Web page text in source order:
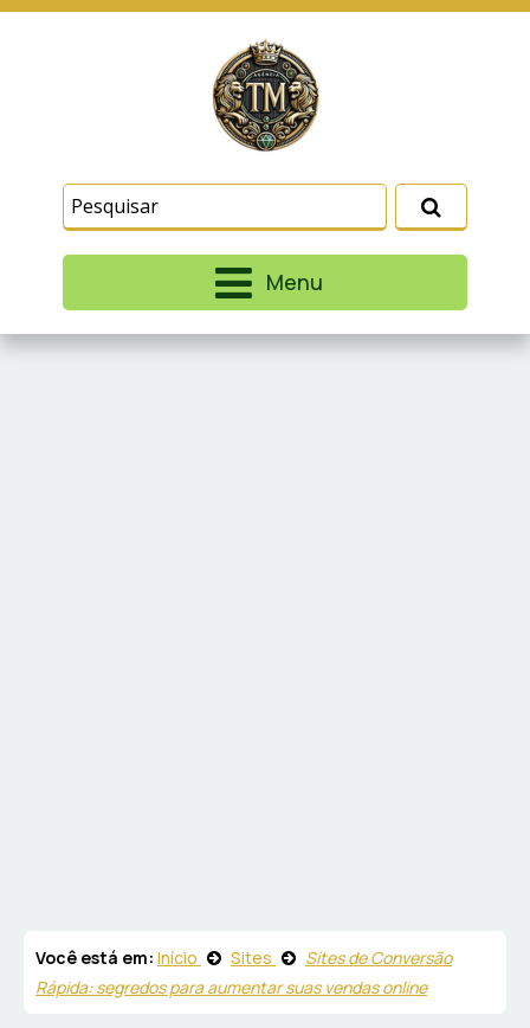
Menu
Você está em: Início Sites
Sites de Conversão
Rápida: segredos para aumentar suas vendas online
similares para lembrar e entender como você usa
nosso site, analisar seu uso de nossos produtos
e serviços, ajudar com nossos esforços de
marketing e fornecer conteúdo de terceiros. Leia
Termos e CondiçõesePolítica de